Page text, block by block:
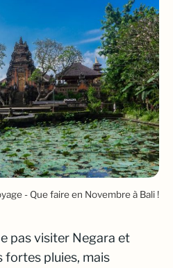
- Que faire en Novembre à Bali !
pas visiter Negara et
fortes pluies, mais